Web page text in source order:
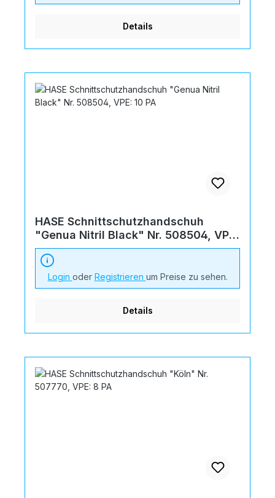
Details
HASE Schnittschutzhandschuh
"Genua Nitril Black" Nr. 508504, VPE:
10 PA
Login oder Registrieren um Preise zu sehen.
Details